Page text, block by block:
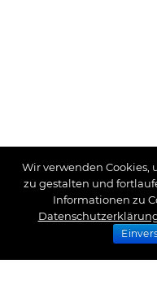
Wir verwenden Cookies,
zu gestalten und
Informationen zu